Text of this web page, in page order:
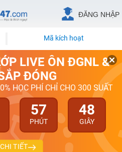
ĐĂNG NHẬP
Mã kích hoạt
LIVE ÔN ĐGNL &
ĐÓNG
HỌC PHÍ CHỈ CHO 300 SUẤT
57
PHÚT
48
GIÂY
TIẾT